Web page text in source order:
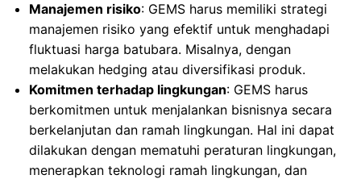
Manajemen risiko: GEMS harus memiliki strategi
manajemen risiko yang efektif untuk menghadapi
fluktuasi harga batubara. Misalnya, dengan
melakukan hedging atau diversifikasi produk.
Komitmen terhadap lingkungan: GEMS harus
berkomitmen untuk menjalankan bisnisnya secara
berkelanjutan dan ramah lingkungan. Hal ini dapat
dilakukan dengan mematuhi peraturan lingkungan,
menerapkan teknologi ramah lingkungan, dan